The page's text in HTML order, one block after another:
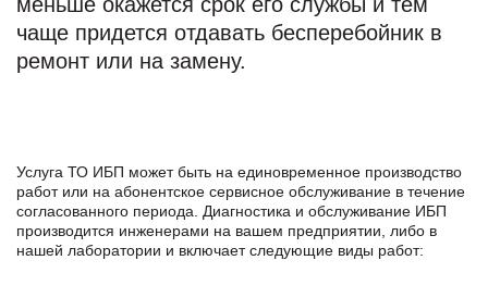
чаще придется отдавать бесперебойник в
ремонт или на замену.
Услуга ТО ИБП может быть на единовременное производство
работ или на абонентское сервисное обслуживание в течение
согласованного периода. Диагностика и обслуживание ИБП
производится инженерами на вашем предприятии, либо в
нашей лаборатории и включает следующие виды работ: